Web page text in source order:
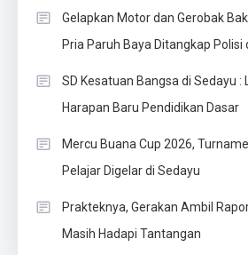
Gelapkan Motor dan Gerobak
Pria Paruh Baya Ditangkap Polisi
SD Kesatuan Bangsa di Sedayu :
Harapan Baru Pendidikan Dasar
Mercu Buana Cup 2026,
Pelajar Digelar di Sedayu
Prakteknya, Gerakan Ambil
Masih Hadapi Tantangan